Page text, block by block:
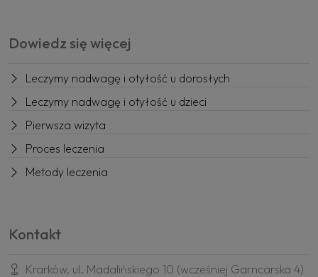
Dowiedz się więcej
Leczymy nadwagę i otyłość u dorosłych
Leczymy nadwagę i otyłość u dzieci
Pierwsza wizyta
Proces leczenia
Metody leczenia
Kontakt
Krarków, ul. Madalińskiego 10 (wcześniej Garncarska 4)